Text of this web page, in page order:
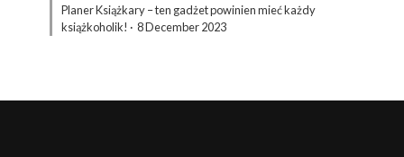
Planer Książkary – ten gadżet powinien mieć każdy
książkoholik! · 8 December 2023